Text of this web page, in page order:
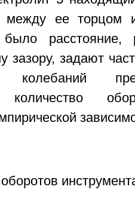
между ее торцом
расстояние,
зазору, задают
колебаний
количество